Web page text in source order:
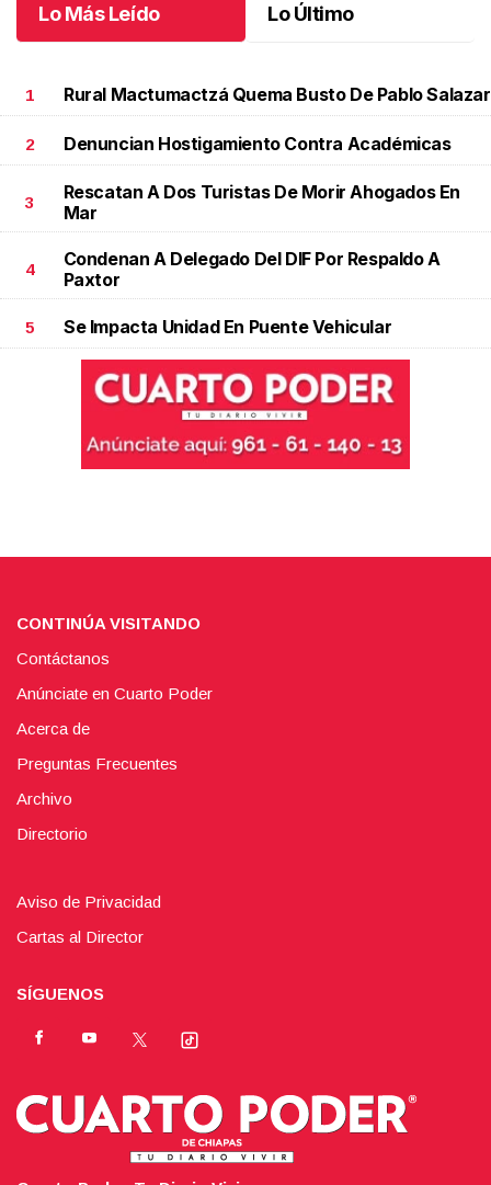
Lo Más Leído Lo Último
1 Rural Mactumactzá Quema Busto De Pablo Salazar
2 Denuncian Hostigamiento Contra Académicas
3
Rescatan A Dos Turistas De Morir Ahogados En
Mar
4
Condenan A Delegado Del DIF Por Respaldo A
Paxtor
5 Se Impacta Unidad En Puente Vehicular
CONTINÚA VISITANDO
Contáctanos
Anúnciate en Cuarto Poder
Acerca de
Preguntas Frecuentes
Archivo
Directorio
Aviso de Privacidad
Cartas al Director
SÍGUENOS